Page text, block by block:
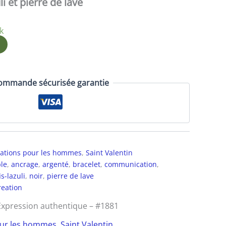
sécurisée garantie
pour les hommes, Saint Valentin
, ancrage, argenté, bracelet, communication,
lazuli, noir, pierre de lave
authentique – #1881